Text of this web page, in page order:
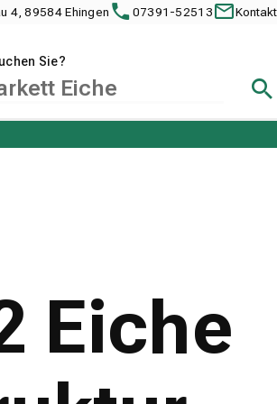
4, 89584 Ehingen 07391-52513 Kontakt
Sie?
Eiche